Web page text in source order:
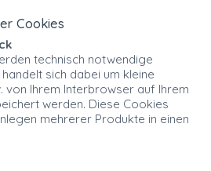
Cookies
technisch notwendige
sich dabei um kleine
von Ihrem Interbrowser auf Ihrem
werden. Diese Cookies
mehrerer Produkte in einen